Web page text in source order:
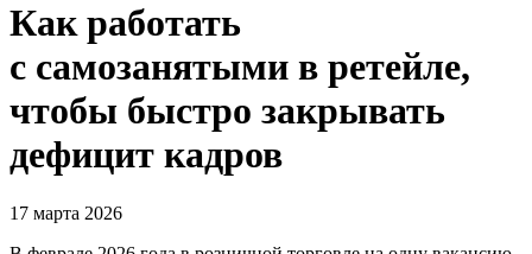
Как работать
с самозанятыми в ретейле,
чтобы быстро закрывать
дефицит кадров
17 марта 2026